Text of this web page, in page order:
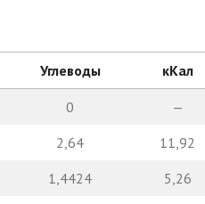
Углеводы кКал
0
—
2,64
11,92
1,4424
5,26